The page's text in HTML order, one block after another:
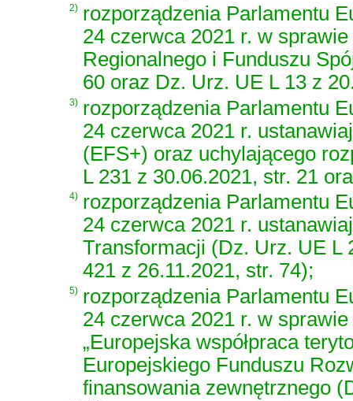
2) rozporządzenia Parlamentu
24 czerwca 2021 r. w
Regionalnego i Funduszu
60 oraz Dz. Urz. UE L 13 z
3) rozporządzenia Parlamentu
24 czerwca 2021 r.
(EFS+) oraz uchylającego
L 231 z 30.06.2021, str. 21
4) rozporządzenia Parlamentu
24 czerwca 2021 r.
Transformacji (Dz. Urz. UE L
421 z 26.11.2021, str. 74);
5) rozporządzenia Parlamentu
24 czerwca 2021 r. w
„Europejska współpraca
Europejskiego Funduszu
finansowania zewnętrznego